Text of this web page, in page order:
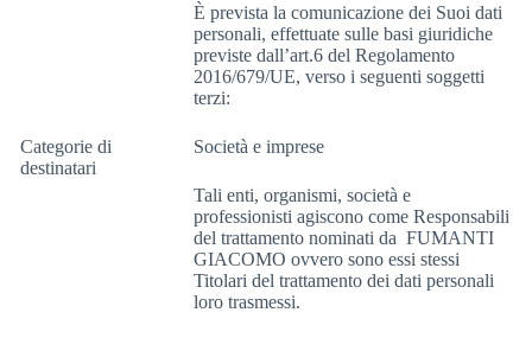
Categorie di
destinatari
È prevista la comunicazione dei Suoi dati
personali, effettuate sulle basi giuridiche
previste dall’art.6 del Regolamento
2016/679/UE, verso i seguenti soggetti
terzi:
Società e imprese
Tali enti, organismi, società e
professionisti agiscono come Responsabili
del trattamento nominati da FUMANTI
GIACOMO ovvero sono essi stessi
Titolari del trattamento dei dati personali
loro trasmessi.